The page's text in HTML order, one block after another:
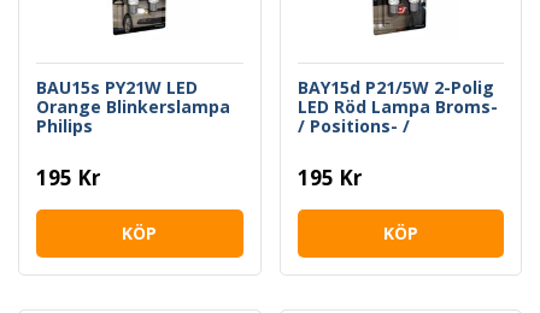
BAU15s PY21W LED
Orange Blinkerslampa
Philips
195 Kr
KÖP
BAY15d P21/5W 2-Polig
LED Röd Lampa Broms-
/ Positions- /
195 Kr
KÖP